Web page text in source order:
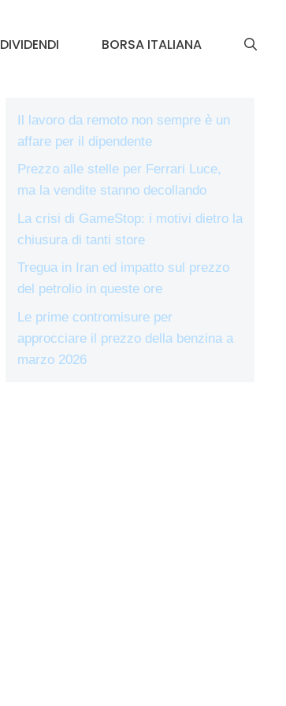
DIVIDENDI BORSA ITALIANA
Il lavoro da remoto non sempre è un
affare per il dipendente
Prezzo alle stelle per Ferrari Luce,
ma la vendite stanno decollando
La crisi di GameStop: i motivi dietro la
chiusura di tanti store
Tregua in Iran ed impatto sul prezzo
del petrolio in queste ore
Le prime contromisure per
approcciare il prezzo della benzina a
marzo 2026